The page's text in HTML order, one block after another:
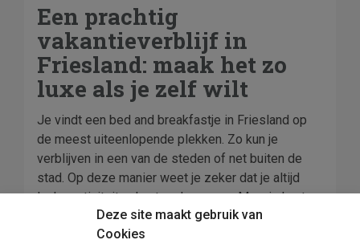
Een prachtig
vakantieverblijf in
Friesland: maak het zo
luxe als je zelf wilt
Je vindt een bed and breakfastje in Friesland op
de meest uiteenlopende plekken. Zo kun je
verblijven in een van de steden of net buiten de
stad. Op deze manier weet je zeker dat je altijd
leuke activiteiten kunt ondernemen. Maar je kunt
ook kiezen voor een bed and breakfast in de
natuur: je bent dan echt even weg van alle drukte
Deze site maakt gebruik van
Cookies